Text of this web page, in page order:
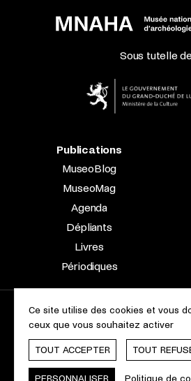
Sous tutelle
Publications
MuseoBlog
MuseoMag
Agenda
Dépliants
Livres
Périodiques
2023 © Le Musée national
À propos du site
Accessibilité
Charte des
Ce site utilise des cookies et vous
ceux que vous souhaitez activer
TOUT ACCEPTER TOUT
PERSONNALISER Politique de